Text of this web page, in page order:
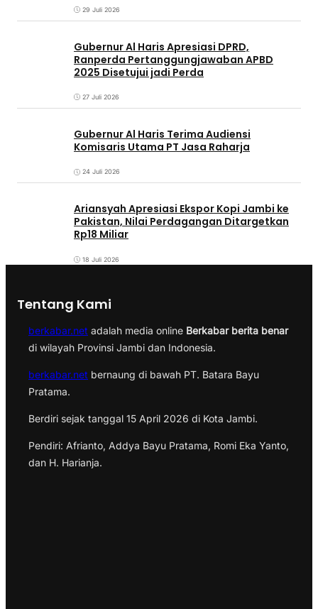
29 Juli 2026
Gubernur Al Haris Apresiasi DPRD,
Ranperda Pertanggungjawaban APBD
2025 Disetujui jadi Perda
27 Juli 2026
Gubernur Al Haris Terima Audiensi
Komisaris Utama PT Jasa Raharja
24 Juli 2026
Ariansyah Apresiasi Ekspor Kopi Jambi ke
Pakistan, Nilai Perdagangan Ditargetkan
Rp18 Miliar
18 Juli 2026
Tentang Kami
berkabar.net adalah media online Berkabar berita benar
di wilayah Provinsi Jambi dan Indonesia.
berkabar.net bernaung di bawah PT. Batara Bayu
Pratama.
Berdiri sejak tanggal 15 April 2026 di Kota Jambi.
Pendiri: Afrianto, Addya Bayu Pratama, Romi Eka Yanto,
dan H. Harianja.